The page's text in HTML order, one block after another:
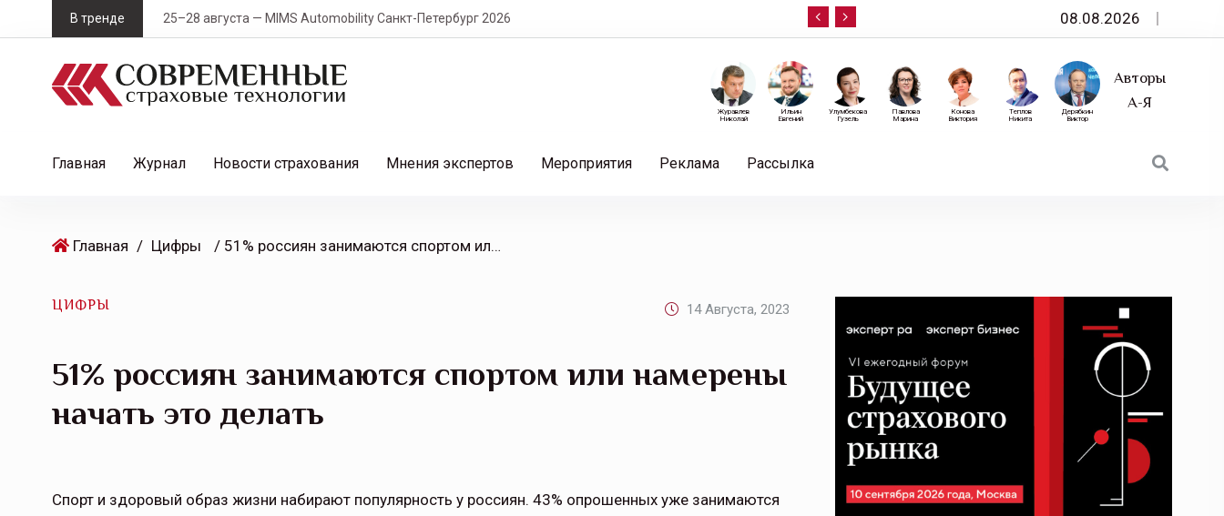
k
В тренде 25–28 августа — MIMS Automobility Санкт-Петербург 2026 10 сентября — «Эксперт РА» приглашает на
08.08.2026
Авторы
А-Я
Дерябкин
Виктор
Теплов
Никита
Конова
Виктория
Павлова
Марина
Улумбекова
Гузель
Ильин
Евгений
Журавлев
Николай
Главная Журнал Новости страхования Мнения экспертов Мероприятия Реклама Рассылка
Главная / Цифры / 51% россиян занимаются спортом или намерены начать это делать
ЦИФРЫ 14 Августа, 2023
51% россиян занимаются спортом или намерены
начать это делать
Спорт и здоровый образ жизни набирают популярность у россиян. 43% опрошенных уже занимаются